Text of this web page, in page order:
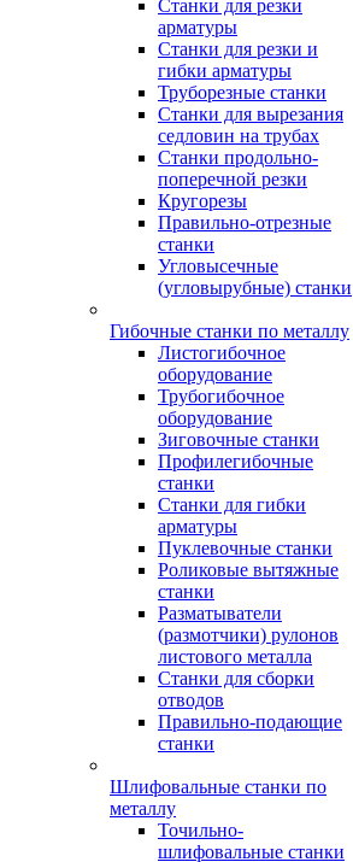
Станки для резки
арматуры
Станки для резки и
гибки арматуры
Труборезные станки
Станки для вырезания
седловин на трубаx
Станки продольно-
поперечной резки
Кругорезы
Правильно-отрезные
станки
Угловысечные
(угловырубные) станки
Гибочные станки по металлу
Листогибочное
оборудование
Трубогибочное
оборудование
Зиговочные станки
Профилегибочные
станки
Станки для гибки
арматуры
Пуклевочные станки
Роликовые вытяжные
станки
Разматыватели
(размотчики) рулонов
листового металла
Станки для сборки
отводов
Правильно-подающие
станки
Шлифовальные станки по
металлу
Точильно-
шлифовальные станки